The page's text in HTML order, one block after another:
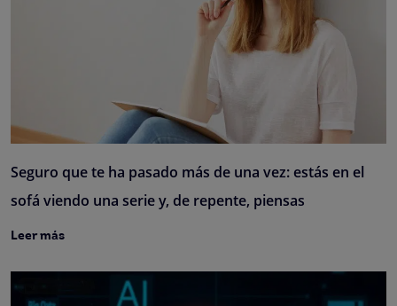
Seguro que te ha pasado más de una vez: estás en el
sofá viendo una serie y, de repente, piensas
Leer más